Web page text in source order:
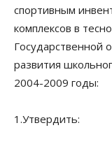
спортивным
комплексов в
развития
2004-2009 годы:
1.Утвердить: